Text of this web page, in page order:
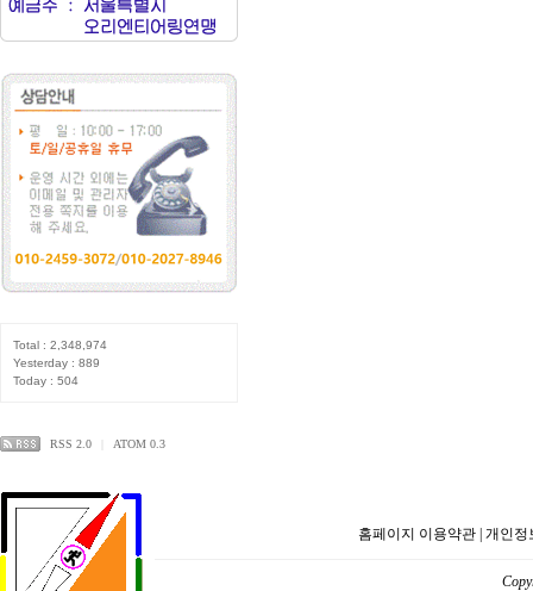
Total : 2,348,974
Yesterday : 889
Today : 504
RSS 2.0 ATOM 0.3
홈페이지 이용약관 개인정